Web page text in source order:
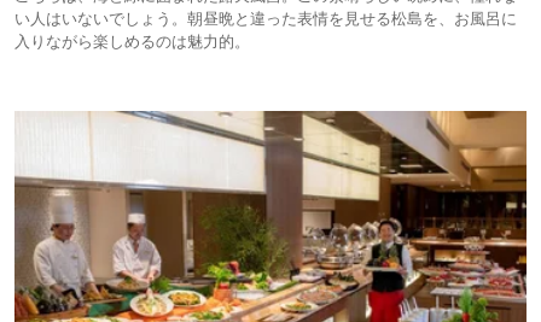
い人はいないでしょう。朝昼晩と違った表情を見せる松島を、お風呂に
入りながら楽しめるのは魅力的。